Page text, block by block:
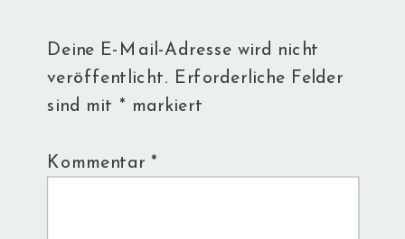
Deine E-Mail-Adresse wird nicht
veröffentlicht. Erforderliche Felder
sind mit * markiert
Kommentar *